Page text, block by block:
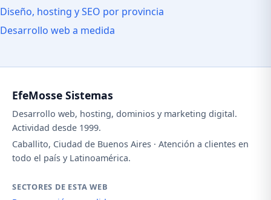
Diseño, hosting y SEO por provincia
Desarrollo web a medida
EfeMosse Sistemas
Desarrollo web, hosting, dominios y marketing digital.
Actividad desde 1999.
Caballito, Ciudad de Buenos Aires · Atención a clientes en
todo el país y Latinoamérica.
SECTORES DE ESTA WEB